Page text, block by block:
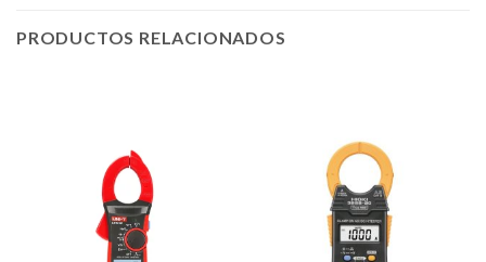
PRODUCTOS RELACIONADOS